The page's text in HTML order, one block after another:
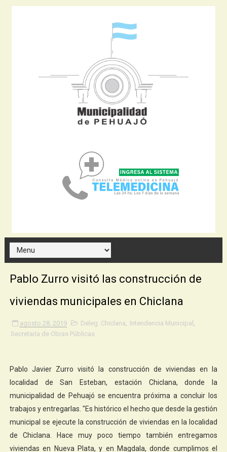
Pablo Zurro visitó las construcción de
viviendas municipales en Chiclana
agosto 28, 2019 Deleg. Chiclana Intendencia Municipal
Secretaría de Obras Públicas
Pablo Javier Zurro visitó la construcción de viviendas en la
localidad de San Esteban, estación Chiclana, donde la
municipalidad de Pehuajó se encuentra próxima a concluir los
trabajos y entregarlas. "Es histórico el hecho que desde la gestión
municipal se ejecute la construcción de viviendas en la localidad
de Chiclana. Hace muy poco tiempo también entregamos
viviendas en Nueva Plata, y en Magdala, donde cumplimos el